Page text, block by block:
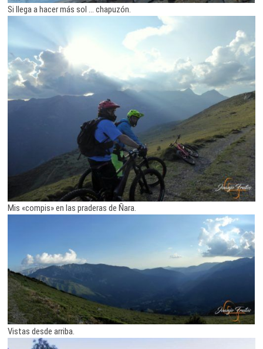
Si llega a hacer más sol … chapuzón.
Mis «compis» en las praderas de Ñara.
Vistas desde arriba.